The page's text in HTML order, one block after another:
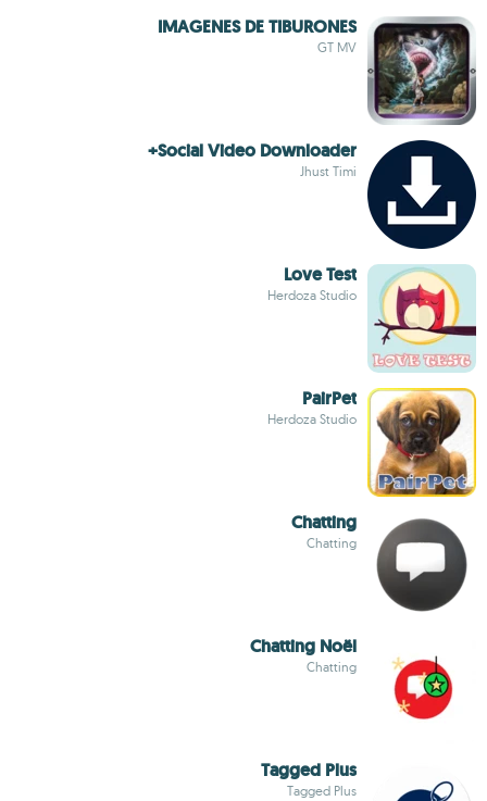
IMAGENES DE TIBURONES
GT MV
Social Video Downloader+
Jhust Timi
Love Test
Herdoza Studio
PairPet
Herdoza Studio
Chatting
Chatting
Chatting Noël
Chatting
Tagged Plus
Tagged Plus